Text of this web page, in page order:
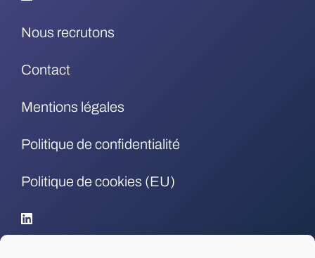
Nous recrutons
Contact
Mentions légales
Politique de confidentialité
Politique de cookies (EU)